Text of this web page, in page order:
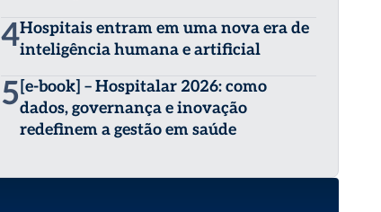
4Hospitais entram em uma nova era de
inteligência humana e artificial
5 [e-book] – Hospitalar 2026: como
dados, governança e inovação
redefinem a gestão em saúde